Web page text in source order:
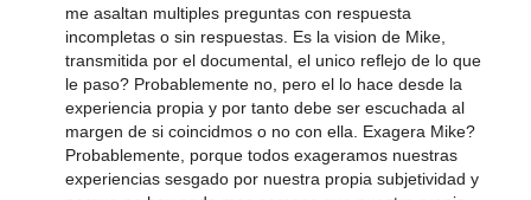
me asaltan multiples preguntas con respuesta
incompletas o sin respuestas. Es la vision de Mike,
transmitida por el documental, el unico reflejo de lo que
le paso? Probablemente no, pero el lo hace desde la
experiencia propia y por tanto debe ser escuchada al
margen de si coincidmos o no con ella. Exagera Mike?
Probablemente, porque todos exageramos nuestras
experiencias sesgado por nuestra propia subjetividad y